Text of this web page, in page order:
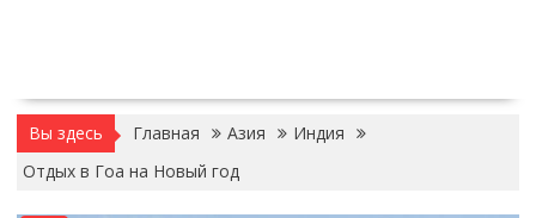
Вы здесь Главная Азия
Индия
Отдых в Гоа на Новый год